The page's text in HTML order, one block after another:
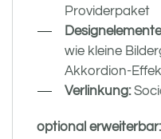
Providerpaket
Designelemente
wie kleine
Akkordion-
Verlinkung:
optional erweiterbar: